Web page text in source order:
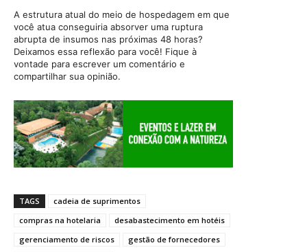
A estrutura atual do meio de hospedagem em que
você atua conseguiria absorver uma ruptura
abrupta de insumos nas próximas 48 horas?
Deixamos essa reflexão para você! Fique à
vontade para escrever um comentário e
compartilhar sua opinião.
TAGS
cadeia de suprimentos
compras na hotelaria
desabastecimento em hotéis
gerenciamento de riscos
gestão de fornecedores